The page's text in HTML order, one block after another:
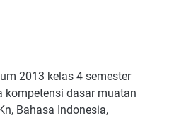
2013 kelas 4 semester
kompetensi dasar muatan
Bahasa Indonesia,